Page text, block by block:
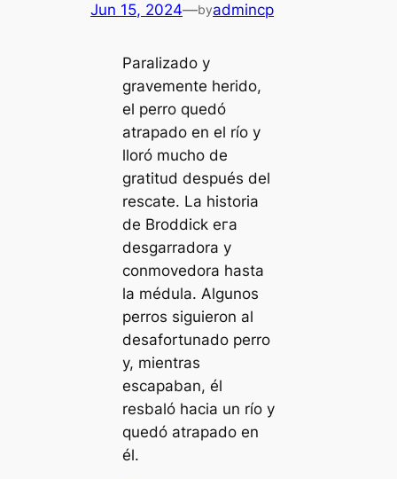
Jun 15, 2024—byadmincp
Paralizado y
gravemente herido,
el perro quedó
atrapado en el río y
lloró mucho de
gratitud después del
rescate. La historia
de Broddick eга
desgarradora y
conmovedora hasta
la médula. Algunos
perros siguieron al
desafortunado perro
y, mientras
escapaban, él
resbaló hacia un río y
quedó atrapado en
él.